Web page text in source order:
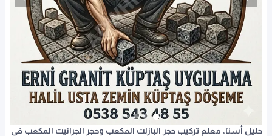
حليل أستا، معلم تركيب حجر البازلت المكعب وحجر الجرانيت المكعب في